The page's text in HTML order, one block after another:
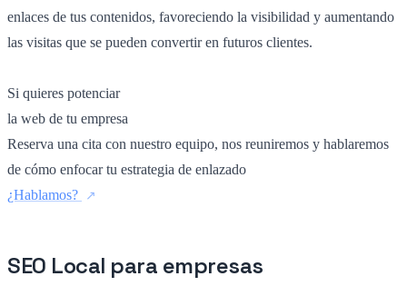
enlaces de tus contenidos, favoreciendo la visibilidad y aumentando
las visitas que se pueden convertir en futuros clientes.
Si quieres potenciar
la web de tu empresa
Reserva una cita con nuestro equipo, nos reuniremos y hablaremos
de cómo enfocar tu estrategia de enlazado
¿Hablamos?
SEO Local para empresas